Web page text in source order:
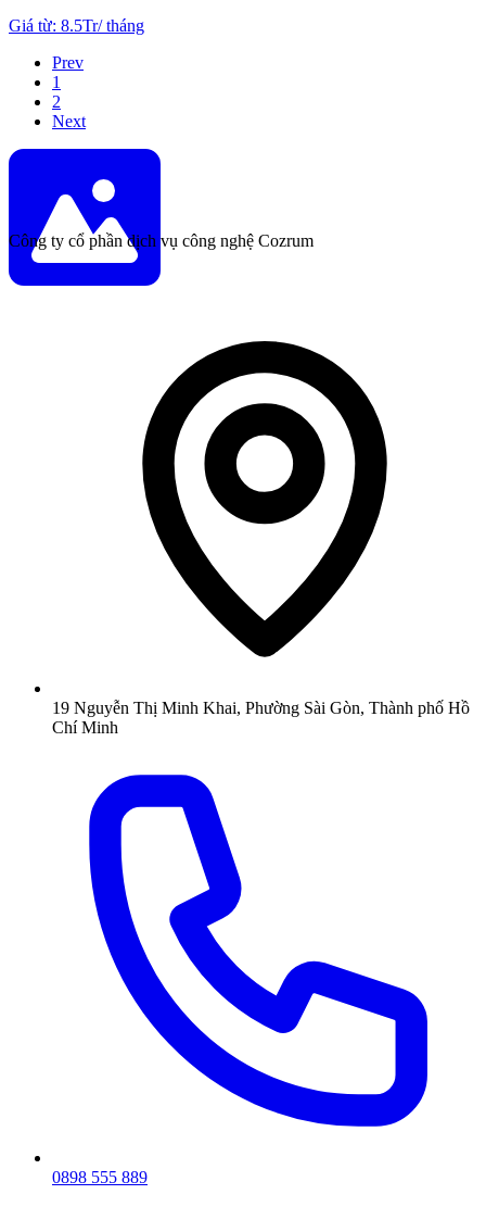
Giá từ: 8.5Tr/tháng
Prev
1
2
Next
Công ty cổ phần dịch vụ công nghệ Cozrum
19 Nguyễn Thị Minh Khai, Phường Sài Gòn, Thành phố Hồ
Chí Minh
0898 555 889